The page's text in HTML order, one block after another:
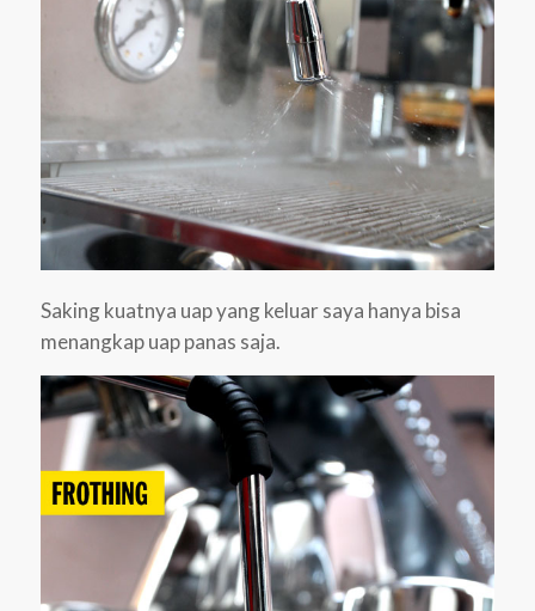
Saking kuatnya uap yang keluar saya hanya bisa
menangkap uap panas saja.